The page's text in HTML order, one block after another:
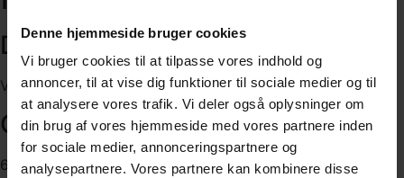
Denne hjemmeside bruger cookies
Vi bruger cookies til at tilpasse vores indhold og
annoncer, til at vise dig funktioner til sociale medier og til
at analysere vores trafik. Vi deler også oplysninger om
din brug af vores hjemmeside med vores partnere inden
for sociale medier, annonceringspartnere og
analysepartnere. Vores partnere kan kombinere disse
Destination
Verden
Gruppe
6 - ? motorcykler.